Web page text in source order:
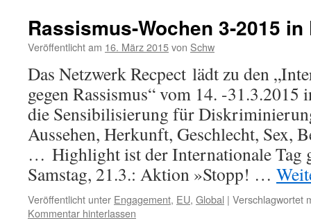
Rassismus-Wochen 3-2015 in
Veröffentlicht am 16. März 2015von Schw
Das Netzwerk Recpect lädt zu den
gegen Rassismus“ vom 14. -
die Sensibilisierung für
Aussehen, Herkunft, Geschlecht, Sex,
… Highlight ist der Internationale Tag
Samstag, 21.3.: Aktion »Stopp! …
Veröffentlicht unter Engagement, EU, Global | Verschlagwortet
Kommentar hinterlassen